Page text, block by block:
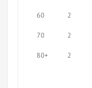
60 2
70 2
80+ 2